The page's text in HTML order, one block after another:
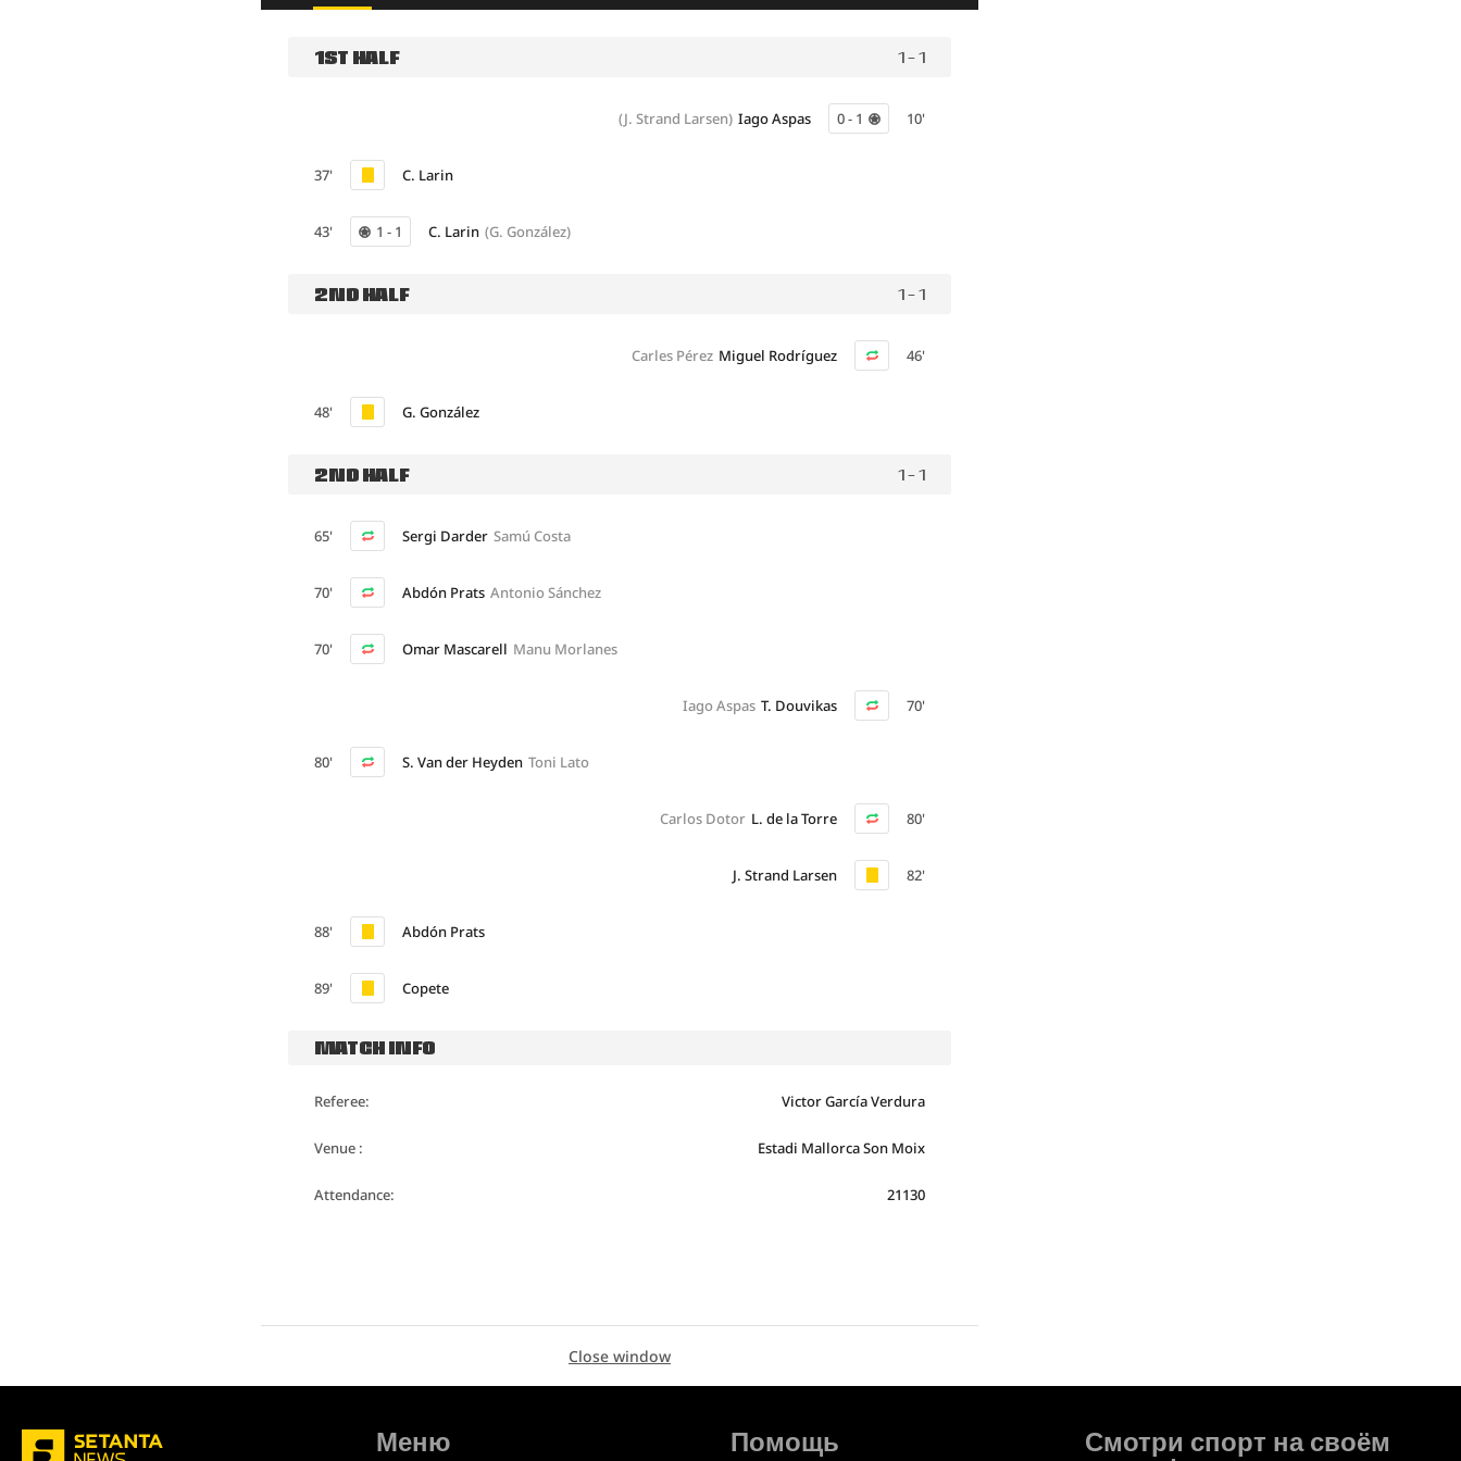
1ST HALF 1 - 1
10'
0 - 1
Iago Aspas
(J. Strand Larsen)
37' C. Larin
43' 1 - 1 C. Larin (G. González)
2ND HALF 1 - 1
46'
Miguel Rodríguez
Carles Pérez
48' G. González
2ND HALF 1 - 1
65' Sergi Darder Samú Costa
70' Abdón Prats Antonio Sánchez
70' Omar Mascarell Manu Morlanes
70'
T. Douvikas
Iago Aspas
80' S. Van der Heyden Toni Lato
80'
L. de la Torre
Carlos Dotor
82'
J. Strand Larsen
88' Abdón Prats
89' Copete
MATCH INFO
Referee: Victor García Verdura
Venue : Estadi Mallorca Son Moix
Attendance: 21130
Close window
Меню Помощь Смотри спорт на своём